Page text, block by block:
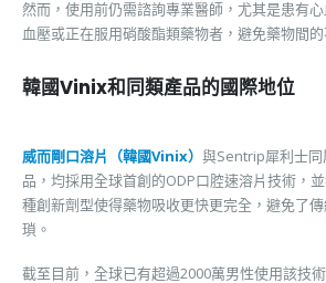
然而，使用前仍需諮詢專業醫師，尤其是患有
血壓或正在服用硝酸酯類藥物者，避免藥物間
韓國Vinix和同類產品的國際地位
威而剛口溶片（韓國Vinix） 與Sentrip犀利士
品，均採用全球首創的ODP口腔速溶片技術，
種創新劑型使得藥物吸收更快更完全，避免了
瑣。
截至目前，全球已有超過2000萬男性使用該技